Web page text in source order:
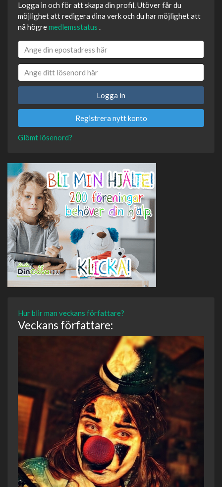
Logga in och för att skapa din profil. Utöver får du
möjlighet att redigera dina verk och du har möjlighet att
nå högremedlemsstatus .
Logga in
Registrera nytt konto
Glömt lösenord?
Hur blir man veckans författare?
Veckans författare: